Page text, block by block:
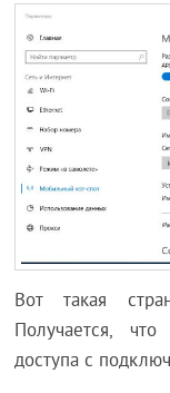
Вот такая
Получается,
доступа с